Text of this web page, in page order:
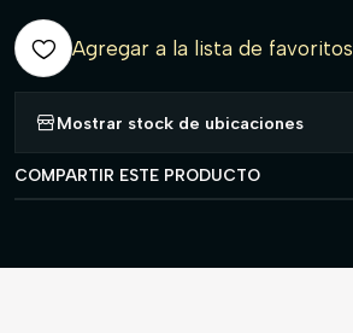
Agregar a la lista de favoritos
Mostrar stock de ubicaciones
COMPARTIR ESTE PRODUCTO